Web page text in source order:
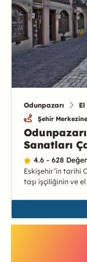
Odunpazarı
Şehir
Sanatları
4.6 - 628
Eskişehir’in tarihi
taşı işçiliğinin ve el